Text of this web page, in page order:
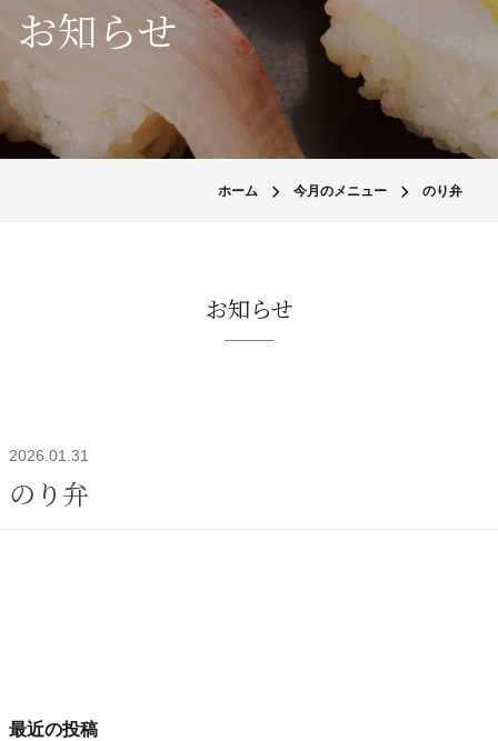
お知らせ
ホーム 今月のメニュー のり弁
お知らせ
2026.01.31
のり弁
最近の投稿